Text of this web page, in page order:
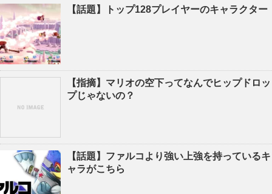
【話題】トップ128プレイヤーのキャラクター
【指摘】マリオの空下ってなんでヒップドロッ
プじゃないの？
【話題】ファルコより強い上強を持っているキ
ャラがこちら